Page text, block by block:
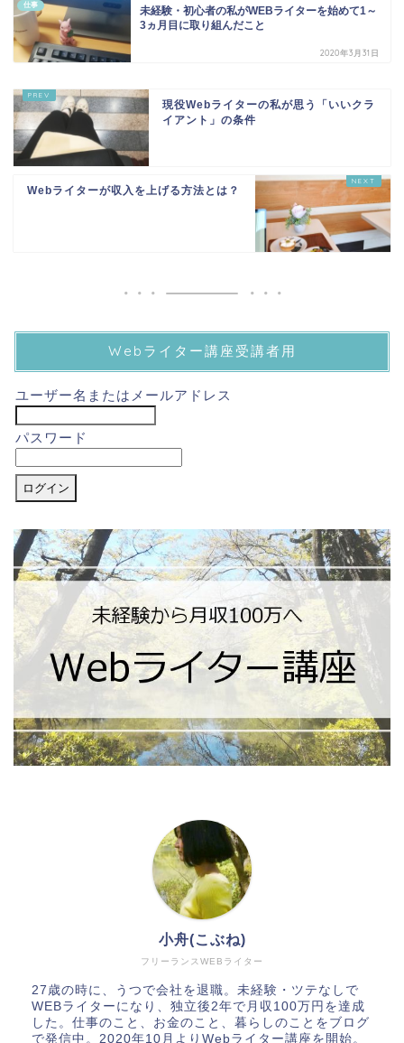
仕事
未経験・初心者の私がWEBライターを始めて1～
3ヵ月目に取り組んだこと
2020年3月31日
現役Webライターの私が思う「いいクラ
イアント」の条件
Webライターが収入を上げる方法とは？
Webライター講座受講者用
ユーザー名またはメールアドレス
パスワード
フリーランスWEBライター
小舟(こぶね)
27歳の時に、うつで会社を退職。未経験・ツテなしで
WEBライターになり、独立後2年で月収100万円を達成
した。仕事のこと、お金のこと、暮らしのことをブログ
で発信中。2020年10月よりWebライター講座を開始。